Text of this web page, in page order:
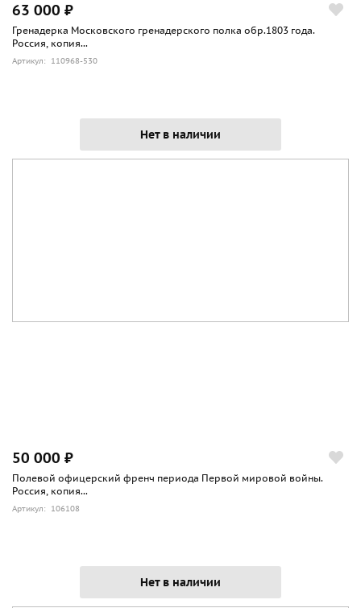
63 000 ₽
Гренадерка Московского гренадерского полка обр.1803 года.
Россия, копия...
Артикул: 110968-530
Нет в наличии
50 000 ₽
Полевой офицерский френч периода Первой мировой войны.
Россия, копия...
Артикул: 106108
Нет в наличии